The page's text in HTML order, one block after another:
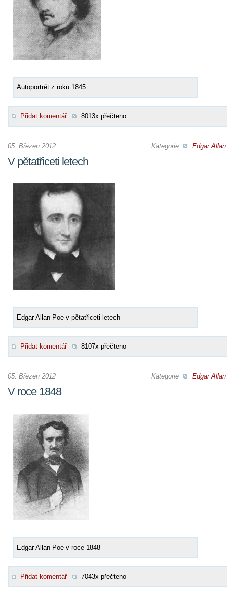
Autoportrét z roku 1845
Přidat komentář 8013x přečteno
Kategorie Edgar
05. Březen 2012
V pětatřiceti letech
Edgar Allan Poe v pětatřiceti letech
Přidat komentář 8107x přečteno
Kategorie Edgar
05. Březen 2012
V roce 1848
Edgar Allan Poe v roce 1848
Přidat komentář 7043x přečteno